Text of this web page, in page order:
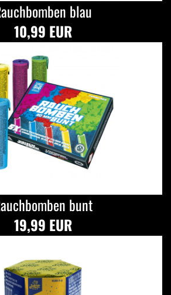
blau
10,99 EUR
bunt
19,99 EUR